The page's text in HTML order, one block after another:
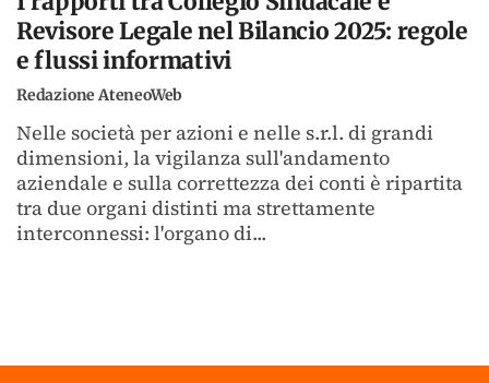
Revisore Legale nel Bilancio 2025: regole
e flussi informativi
Redazione AteneoWeb
Nelle società per azioni e nelle s.r.l. di grandi
dimensioni, la vigilanza sull'andamento
aziendale e sulla correttezza dei conti è ripartita
tra due organi distinti ma strettamente
interconnessi: l'organo di...